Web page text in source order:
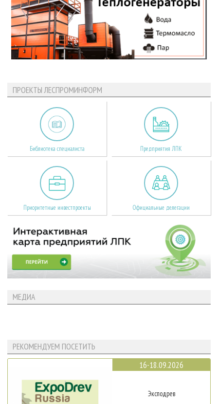
ПРОЕКТЫ ЛЕСПРОМИНФОРМ
Библиотека специалиста Предприятия ЛПК
Приоритетные инвестпроекты Официальные делегации
МЕДИА
РЕКОМЕНДУЕМ ПОСЕТИТЬ
16-18.09.2026
Эксподрев